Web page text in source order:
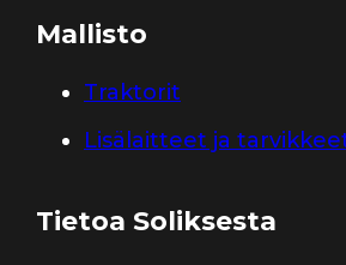
Mallisto
Traktorit
Lisälaitteet ja
Tietoa Soliksesta